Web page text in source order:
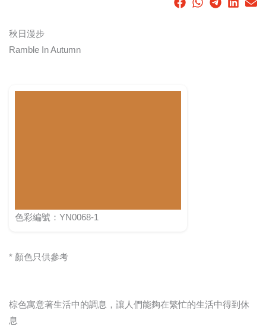
秋日漫步
Ramble In Autumn
色彩編號：YN0068-1
* 顏色只供參考
棕色寓意著生活中的調息，讓人們能夠在繁忙的生活中得到休
息